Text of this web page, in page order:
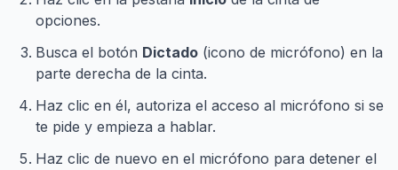
opciones.
Busca el botón Dictado (icono de micrófono) en la
parte derecha de la cinta.
Haz clic en él, autoriza el acceso al micrófono si se
te pide y empieza a hablar.
Haz clic de nuevo en el micrófono para detener el